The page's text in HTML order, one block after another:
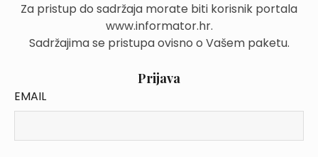
Za pristup do sadržaja morate biti korisnik portala
www.informator.hr.
Sadržajima se pristupa ovisno o Vašem paketu.
Prijava
EMAIL